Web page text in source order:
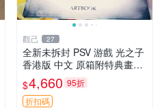
觀己 27
全新未拆封 PSV 游戲 光之子
香港版 中文 原箱附特典畫冊
輝耀上市嚴選商品 光之子 港
版 PSV 特典畫冊
$4,660 95折
折扣碼